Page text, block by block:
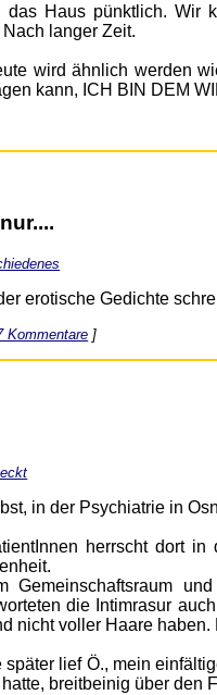
das Haus pünktlich. Wir
langer Zeit.
wird ähnlich werden
kann, ICH BIN DEM
erotische Gedichte
Kommentare ]
in der Psychiatrie in
herrscht dort
Gemeinschaftsraum
die Intimrasur
nicht voller Haare
später lief Ö., mein
breitbeinig über den